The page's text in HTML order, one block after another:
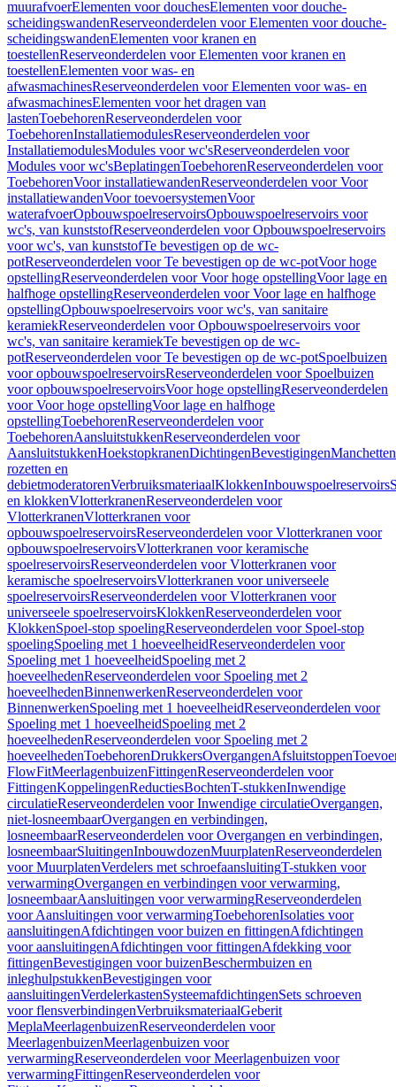
muurafvoerElementen voor douchesElementen voor douche-
scheidingswandenReserveonderdelen voor Elementen voor douche-
scheidingswandenElementen voor kranen en
toestellenReserveonderdelen voor Elementen voor kranen en
toestellenElementen voor was- en
afwasmachinesReserveonderdelen voor Elementen voor was- en
afwasmachinesElementen voor het dragen van
lastenToebehorenReserveonderdelen voor
ToebehorenInstallatiemodulesReserveonderdelen voor
InstallatiemodulesModules voor wc'sReserveonderdelen voor
Modules voor wc'sBeplatingenToebehorenReserveonderdelen voor
ToebehorenVoor installatiewandenReserveonderdelen voor Voor
installatiewandenVoor toevoersystemenVoor
waterafvoerOpbouwspoelreservoirsOpbouwspoelreservoirs voor
wc's, van kunststofReserveonderdelen voor Opbouwspoelreservoirs
voor wc's, van kunststofTe bevestigen op de wc-
potReserveonderdelen voor Te bevestigen op de wc-potVoor hoge
opstellingReserveonderdelen voor Voor hoge opstellingVoor lage en
halfhoge opstellingReserveonderdelen voor Voor lage en halfhoge
opstellingOpbouwspoelreservoirs voor wc's, van sanitaire
keramiekReserveonderdelen voor Opbouwspoelreservoirs voor
wc's, van sanitaire keramiekTe bevestigen op de wc-
potReserveonderdelen voor Te bevestigen op de wc-potSpoelbuizen
voor opbouwspoelreservoirsReserveonderdelen voor Spoelbuizen
voor opbouwspoelreservoirsVoor hoge opstellingReserveonderdelen
voor Voor hoge opstellingVoor lage en halfhoge
opstellingToebehorenReserveonderdelen voor
ToebehorenAansluitstukkenReserveonderdelen voor
AansluitstukkenHoekstopkranenDichtingenBevestigingenManchetten
rozetten en
debietmoderatorenVerbruiksmateriaalKlokkenInbouwspoelreservoirs
en klokkenVlotterkranenReserveonderdelen voor
VlotterkranenVlotterkranen voor
opbouwspoelreservoirsReserveonderdelen voor Vlotterkranen voor
opbouwspoelreservoirsVlotterkranen voor keramische
spoelreservoirsReserveonderdelen voor Vlotterkranen voor
keramische spoelreservoirsVlotterkranen voor universeele
spoelreservoirsReserveonderdelen voor Vlotterkranen voor
universeele spoelreservoirsKlokkenReserveonderdelen voor
KlokkenSpoel-stop spoelingReserveonderdelen voor Spoel-stop
spoelingSpoeling met 1 hoeveelheidReserveonderdelen voor
Spoeling met 1 hoeveelheidSpoeling met 2
hoeveelhedenReserveonderdelen voor Spoeling met 2
hoeveelhedenBinnenwerkenReserveonderdelen voor
BinnenwerkenSpoeling met 1 hoeveelheidReserveonderdelen voor
Spoeling met 1 hoeveelheidSpoeling met 2
hoeveelhedenReserveonderdelen voor Spoeling met 2
hoeveelhedenToebehorenDrukkersOvergangenAfsluitstoppen
FlowFitMeerlagenbuizenFittingenReserveonderdelen voor
FittingenKoppelingenReductiesBochtenT-stukkenInwendige
circulatieReserveonderdelen voor Inwendige circulatieOvergangen,
niet-losneembaarOvergangen en verbindingen,
losneembaarReserveonderdelen voor Overgangen en verbindingen,
losneembaarSluitingenInbouwdozenMuurplatenReserveonderdelen
voor MuurplatenVerdelers met schroefaansluitingT-stukken voor
verwarmingOvergangen en verbindingen voor verwarming,
losneembaarAansluitingen voor verwarmingReserveonderdelen
voor Aansluitingen voor verwarmingToebehorenIsolaties voor
aansluitingenAfdichtingen voor buizen en fittingenAfdichtingen
voor aansluitingenAfdichtingen voor fittingenAfdekking voor
fittingenBevestigingen voor buizenBeschermbuizen en
inleghulpstukkenBevestigingen voor
aansluitingenVerdelerkastenSysteemafdichtingenSets schroeven
voor flensverbindingenVerbruiksmateriaalGeberit
MeplaMeerlagenbuizenReserveonderdelen voor
MeerlagenbuizenMeerlagenbuizen voor
verwarmingReserveonderdelen voor Meerlagenbuizen voor
verwarmingFittingenReserveonderdelen voor